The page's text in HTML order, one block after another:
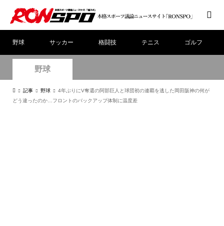
野球 サッカー 格闘技 テニス ゴルフ
野球
記事 野球
4年ぶりにV奪還の阿部巨人と球団初の連覇を逃した岡田阪神の何が
どう違ったのか…フロントのバックアップ体制に温度差